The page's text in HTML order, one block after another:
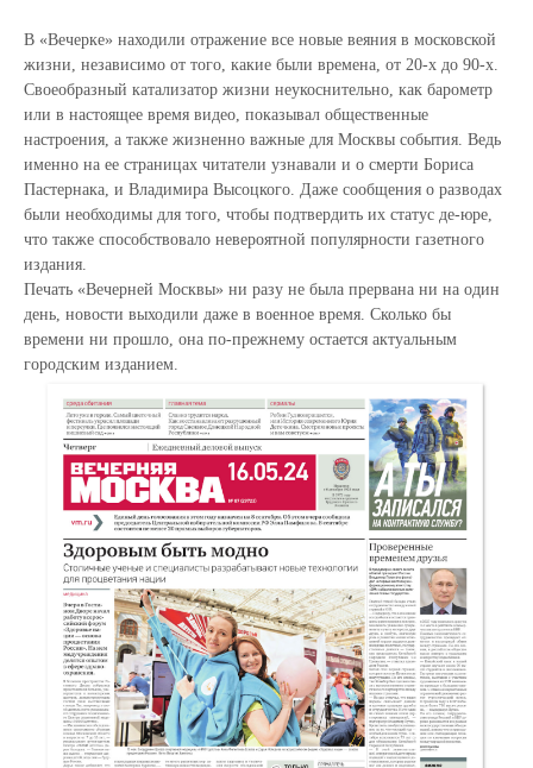
В «Вечерке» находили отражение все новые веяния в московской
жизни, независимо от того, какие были времена, от 20-х до 90-х.
Своеобразный катализатор жизни неукоснительно, как барометр
или в настоящее время видео, показывал общественные
настроения, а также жизненно важные для Москвы события. Ведь
именно на ее страницах читатели узнавали и о смерти Бориса
Пастернака, и Владимира Высоцкого. Даже сообщения о разводах
были необходимы для того, чтобы подтвердить их статус де-юре,
что также способствовало невероятной популярности газетного
издания.
Печать «Вечерней Москвы» ни разу не была прервана ни на один
день, новости выходили даже в военное время. Сколько бы
времени ни прошло, она по-прежнему остается актуальным
городским изданием.